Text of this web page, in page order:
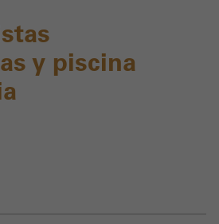
y piscina